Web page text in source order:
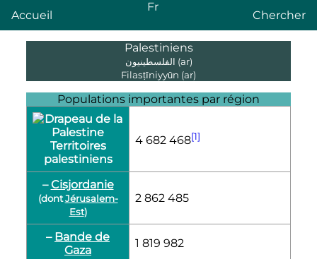
Accueil
Fr
Chercher
Palestiniens
(ar)
Filasṭīniyyūn (ar)
Populations importantes par région
Territoires
palestiniens
4 682 468[1]
–Cisjordanie
(dontJérusalem-
Est)
2 862 485
– Bande de
Gaza
1 819 982